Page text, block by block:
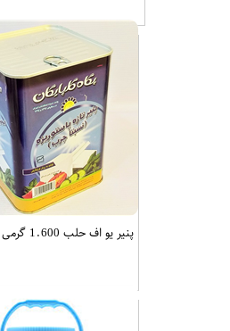
پنیر یو اف حلب 1.600 گرمی پگاه